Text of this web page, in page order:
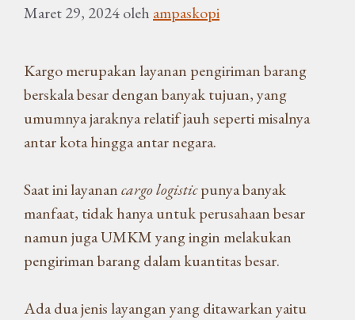
Maret 29, 2024oleh ampaskopi
Kargo merupakan layanan pengiriman barang
berskala besar dengan banyak tujuan, yang
umumnya jaraknya relatif jauh seperti misalnya
antar kota hingga antar negara.
Saat ini layanancargo logisticpunya banyak
manfaat, tidak hanya untuk perusahaan besar
namun juga UMKM yang ingin melakukan
pengiriman barang dalam kuantitas besar.
Ada dua jenis layangan yang ditawarkan yaitu